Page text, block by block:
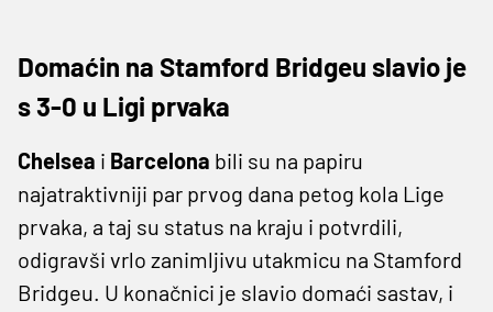
Domaćin na Stamford Bridgeu slavio je
s 3-0 u Ligi prvaka
Chelsea i Barcelona bili su na papiru
najatraktivniji par prvog dana petog kola Lige
prvaka, a taj su status na kraju i potvrdili,
odigravši vrlo zanimljivu utakmicu na Stamford
Bridgeu. U konačnici je slavio domaći sastav, i